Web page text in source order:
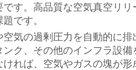
す。高品質な空気真空リ
です。
気の過剰圧力を自動的に
ク、その他のインフラ設
れば、空気やガスの塊が